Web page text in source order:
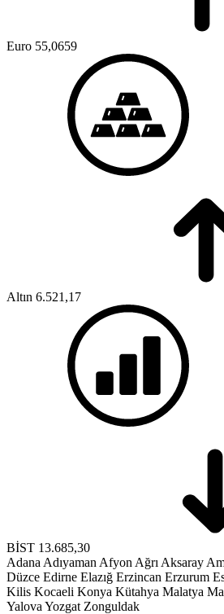
Euro 55,0659
Altın 6.521,17
BİST 13.685,30
Adana Adıyaman Afyon Ağrı Aksaray
Düzce Edirne Elazığ Erzincan Erzurum
Kilis Kocaeli Konya Kütahya Malatya
Yalova Yozgat Zonguldak